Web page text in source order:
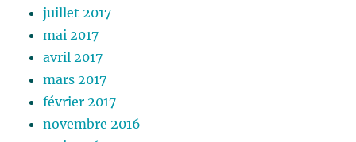
juillet 2017
mai 2017
avril 2017
mars 2017
février 2017
novembre 2016